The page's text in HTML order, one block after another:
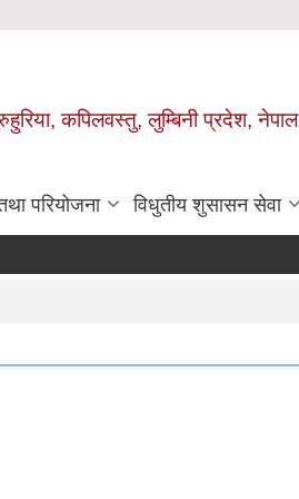
कपिलवस्तु, लुम्बिनी प्रदेश, नेपाल
परियोजना विधुतीय शुसासन सेवा